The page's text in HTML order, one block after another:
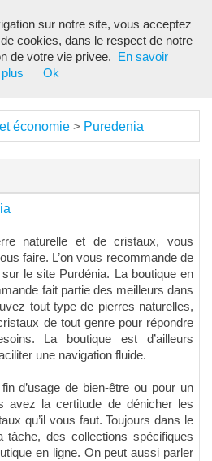
économie > Puredenia
naturelle et de cristaux, vous
faire. L’on vous recommande de
le site Purdénia. La boutique en
fait partie des meilleurs dans
tout type de pierres naturelles,
de tout genre pour répondre
La boutique est d’ailleurs
une navigation fluide.
d’usage de bien-être ou pour un
avez la certitude de dénicher les
qu’il vous faut. Toujours dans le
des collections spécifiques
en ligne. On peut aussi parler
sur notre site, vous acceptez
cookies, dans le respect de notre
de votre vie privee.
En savoir
plus
Ok